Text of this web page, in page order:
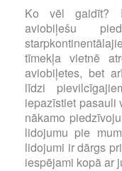
Ko vēl gaidīt?
aviobiļešu
tīmekļa vietnē
aviobiļetes, bet
līdzi
iepazīstiet pasauli
nākamo
lidojumu pie
lidojumi ir dārgs
iespējami kopā ar